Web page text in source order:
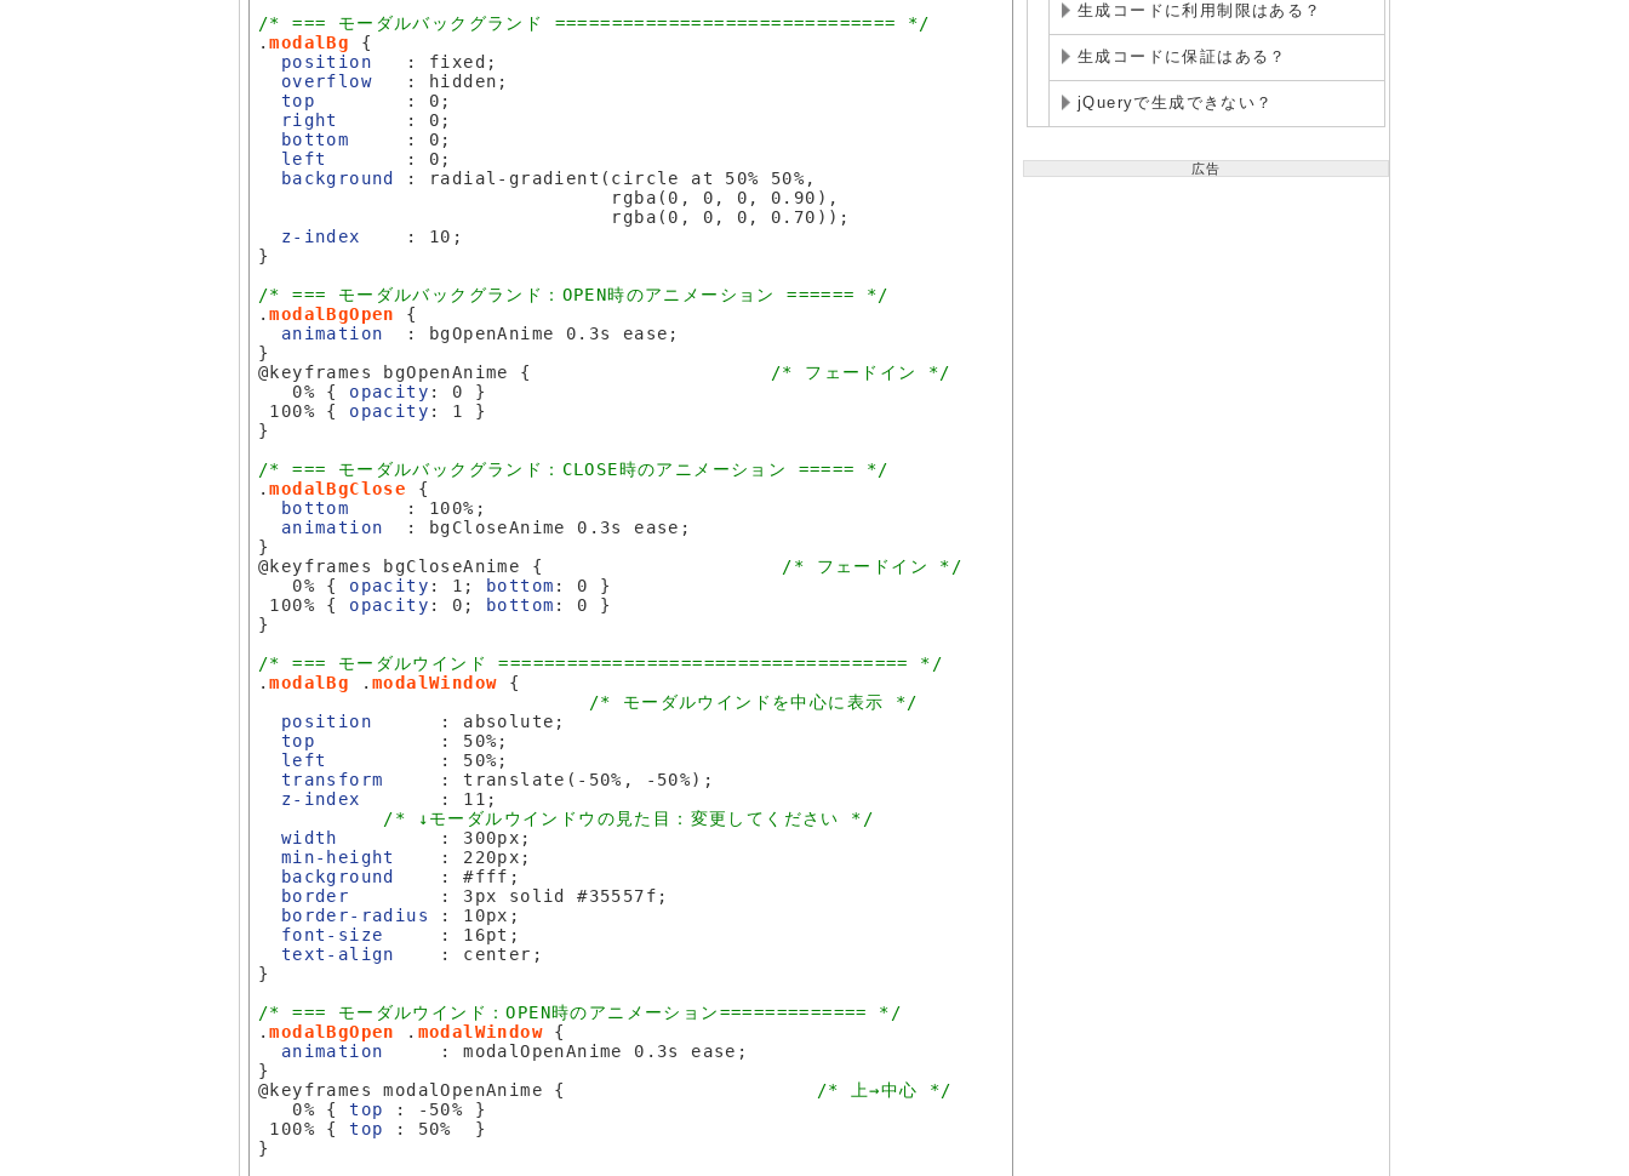
/* === モーダルバックグランド ============================== */
.modalBg {
position
   : fixed;
overflow
   : hidden;
top
        : 0;
right
      : 0;
bottom
     : 0;
left
       : 0;
background
: radial-gradient(circle at 50% 50%,
                               rgba(0, 0, 0, 0.90),
                               rgba(0, 0, 0, 0.70));
z-index
    : 10;
}
/* === モーダルバックグランド：OPEN時のアニメーション ====== */
.modalBgOpen
{
animation
  : bgOpenAnime 0.3s ease;
}
@keyframes bgOpenAnime {
/* フェードイン */
   0% {
opacity : 0 }
100% { opacity : 1 }
}
/* === モーダルバックグランド：CLOSE時のアニメーション ===== */
.modalBgClose {
bottom
     : 100%;
animation
  : bgCloseAnime 0.3s ease;
}
@keyframes bgCloseAnime { /* フェードイン */
   0% {
opacity : 1; bottom : 0 }
100% { opacity : 0; bottom : 0 }
}
/* === モーダルウインド ==================================== */
.modalBg .modalWindow {
/* モーダルウインドを中心に表示 */
position
      : absolute;
top
           : 50%;
left
          : 50%;
transform
     : translate(-50%, -50%);
z-index
       : 11;
/* ↓モーダルウインドウの見た目：変更してください */
width
         : 300px;
min-height
    : 220px;
background
    : #fff;
border
        : 3px solid #35557f;
border-radius
: 10px;
font-size
     : 16pt;
text-align
    : center;
}
/* === モーダルウインド：OPEN時のアニメーション============= */
.modalBgOpen . modalWindow {
animation
     : modalOpenAnime 0.3s ease;
}
@keyframes modalOpenAnime {
/* 上→中心 */
   0% {
top : -50% }
100% { top : 50%  }
}
生成コードに利用制限はある？
生成コードに保証はある？
jQueryで生成できない？
広告